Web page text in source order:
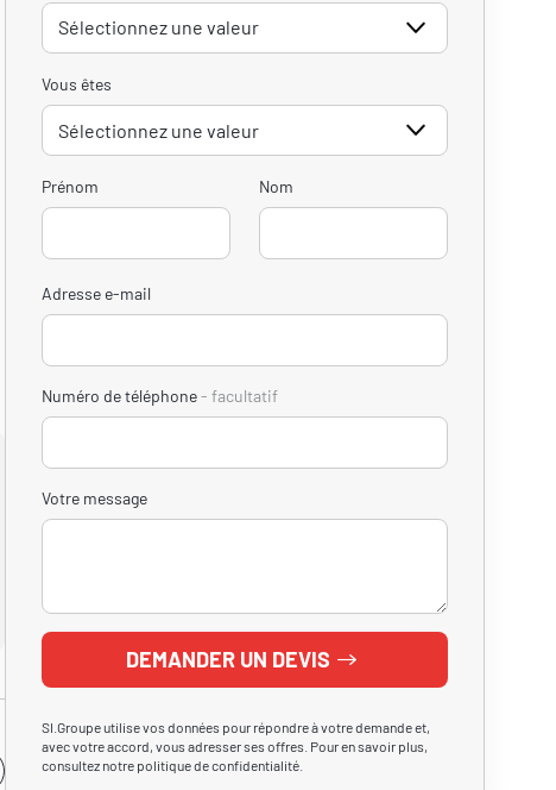
Vous êtes
Prénom Nom
Adresse e-mail
Numéro de téléphone facultatif
Votre message
DEMANDER UN DEVIS
SI.Groupe utilise vos données pour répondre à votre demande et,
avec votre accord, vous adresser ses offres. Pour en savoir plus,
consultez notre politique de confidentialité.